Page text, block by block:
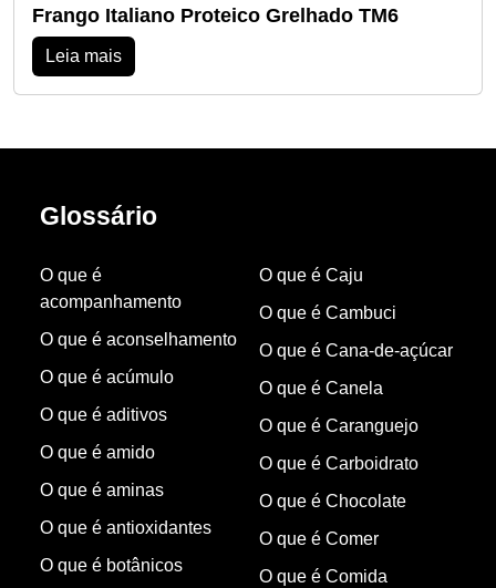
Frango Italiano Proteico Grelhado TM6
Leia mais
Glossário
O que é
acompanhamento
O que é aconselhamento
O que é acúmulo
O que é aditivos
O que é amido
O que é aminas
O que é antioxidantes
O que é botânicos
O que é Caju
O que é Cambuci
O que é Cana-de-açúcar
O que é Canela
O que é Caranguejo
O que é Carboidrato
O que é Chocolate
O que é Comer
O que é Comida